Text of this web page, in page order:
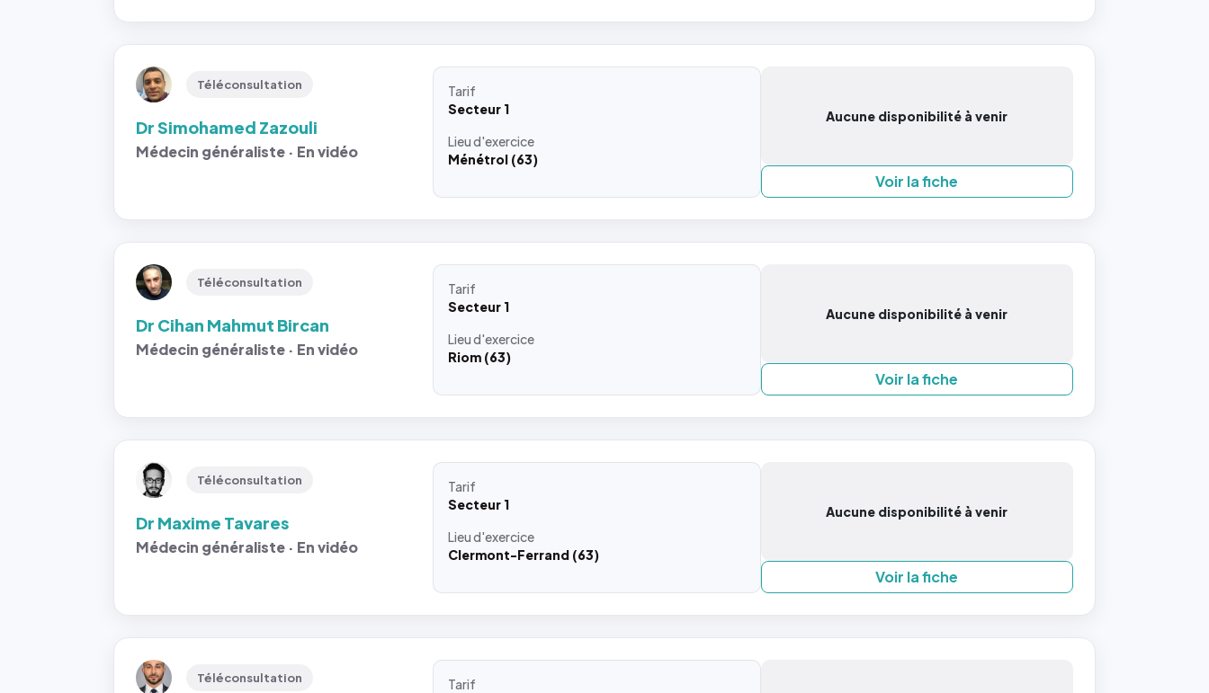
Téléconsultation
Dr Simohamed Zazouli
Médecin généraliste · En vidéo
Tarif
Secteur 1
Lieud'exercice
Ménétrol (63)
Aucune disponibilité à venir
Voir la fiche
Téléconsultation
Dr Cihan Mahmut Bircan
Médecin généraliste · En vidéo
Tarif
Secteur 1
Lieud'exercice
Riom (63)
Aucune disponibilité à venir
Voir la fiche
Téléconsultation
Dr Maxime Tavares
Médecin généraliste · En vidéo
Tarif
Secteur 1
Lieud'exercice
Clermont-Ferrand (63)
Aucune disponibilité à venir
Voir la fiche
Téléconsultation
Tarif